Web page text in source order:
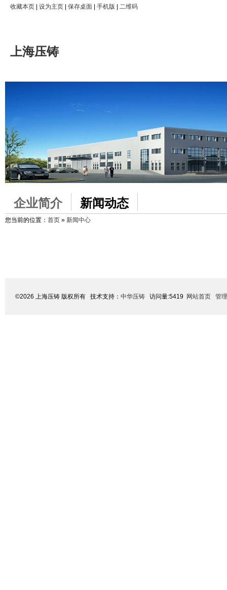
收藏本页 设为主页 保存桌面 手机版 二维码
上海压铸
企业简介 新闻动态
您当前的位置： 首页 » 新闻中心
©2026 上海压铸 版权所有 技术支持： 中华压铸 访问量:5419 网站首页 管